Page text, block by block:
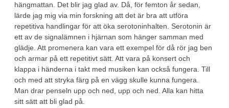
hängmattan. Det blir jag glad av. Då, för femton år sedan,
lärde jag mig via min forskning att det är bra att utföra
repetitiva handlingar för att öka serotoninhalten. Serotonin är
ett av de signalämnen i hjärnan som hänger samman med
glädje. Att promenera kan vara ett exempel för då rör jag ben
och armar på ett repetitivt sätt. Att vara på konsert och
klappa i händerna i takt med musiken kan också fungera. Till
och med att stryka färg på en vägg skulle kunna fungera.
Man drar penseln upp och ned, upp och ned. Alla kan hitta
sitt sätt att bli glad på.